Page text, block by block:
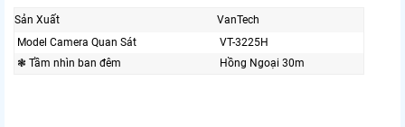
Sản Xuất
VanTech
Model Camera Quan Sát
VT-3225H
❃ Tầm nhìn ban đêm
Hồng Ngoại 30m